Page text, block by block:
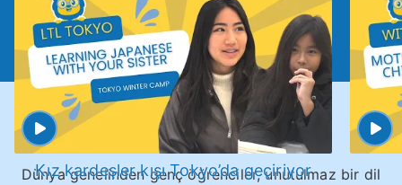
Kız kardeşler kışı Tokyo’da geçiriyor
Dünya genelinden genç öğrenciler, unutulmaz bir dil